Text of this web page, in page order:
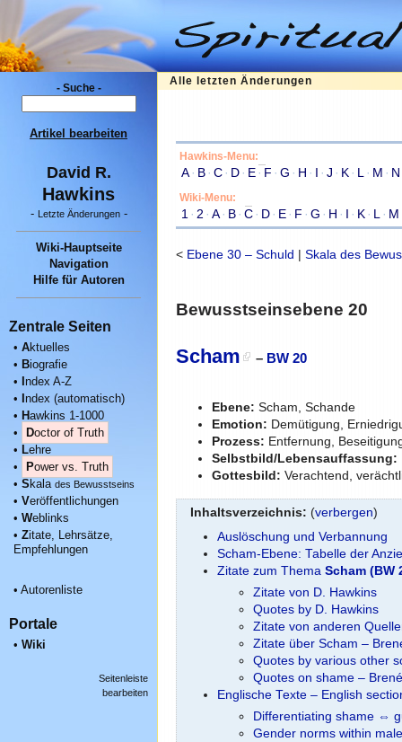
- Suche -
Artikel bearbeiten
David R.
Hawkins
- Letzte Änderungen-
Wiki-Hauptseite
Navigation
Hilfe für Autoren
Zentrale Seiten
• Aktuelles
• Biografie
• ndex A-Z
• ndex (automatisch)
• Hawkins 1-1000
•
Doctor of Truth
• Lehre
•
Power vs. Truth
• S kala des Bewusstseins
• Veröffentlichungen
• Weblinks
• Zitate, Lehrsätze,
Empfehlungen
• Autorenliste
Portale
• Wiki
Seitenleiste
bearbeiten
Alle letzten Änderungen
Hawkins-Menu:
A· B· C· D· E· F · G · H · I · J · K· L · M · N
Wiki-Menu:
1 · 2 · A· B· C· D· E· F · G · H · I · K· L · M
< Ebene 30 – Schuld | Skala des
Bewusstseinsebene 20
Scham – BW 20
Ebene: Scham, Schande
Emotion: Demütigung,
Prozess: Entfernung,
Selbstbild/Lebensauffassung:
Gottesbild: Verachtend,
Inhaltsverzeichnis: (verbergen)
Auslöschung und Verbannung
Scham-Ebene: Tabelle der
Zitate zum Thema Scham (BW
Zitate von D. Hawkins
Quotes by D. Hawkins
Zitate von anderen
Zitate über Scham –
Quotes by various other
Quotes on shame –
Englische Texte – English
Differentiating shame ⇔
Gender norms within